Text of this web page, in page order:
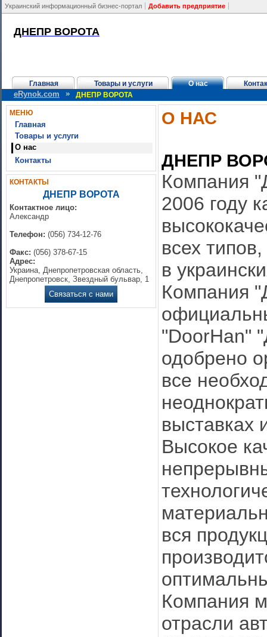
Украинский информационный бизнес-портал Добавить предприятие
ДНЕПР ВОРОТА
Главная Товары и услуги О нас
eRynok.com » ДНЕПР ВОРОТА
МЕНЮ
Главная
Товары и услуги
О нас
Контакты
КОНТАКТЫ
ДНЕПР ВОРОТА
Контактное лицо:
Александр
Телефон: (056) 734-12-76
Факс: (056) 378-67-15
Адрес:
Украина, Днепропетровская область,
Днепропетровск, Звездный бульвар, 1
Связаться с нами
О НАС
ДНЕПР
Компания
2006 году
всех
в
Компания
"DoorHan"
одобрено
все
выставках
Высокое
вся
Компания
отрасли